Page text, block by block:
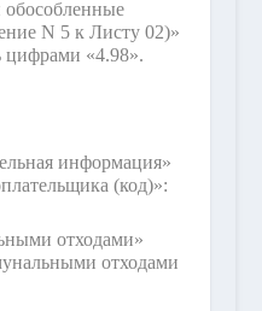
N 5 к Листу 02)»
цифрами «4.98».
информация»
(код)»:
отходами»
отходами